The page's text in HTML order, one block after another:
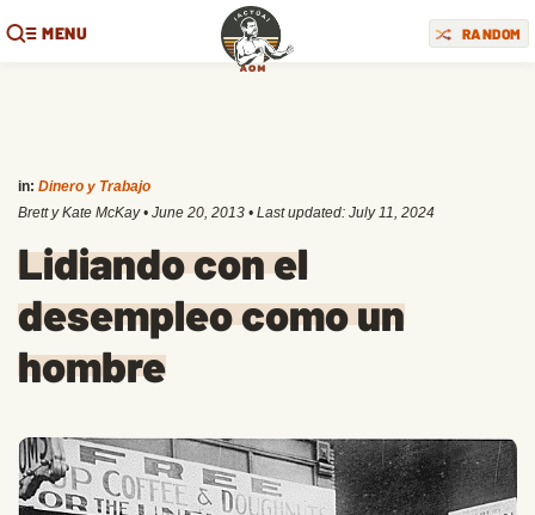
MENU RANDOM
in: Dinero y Trabajo
Brett y Kate McKay • June 20, 2013 • Last updated: July 11, 2024
Lidiando con el
desempleo como un
hombre